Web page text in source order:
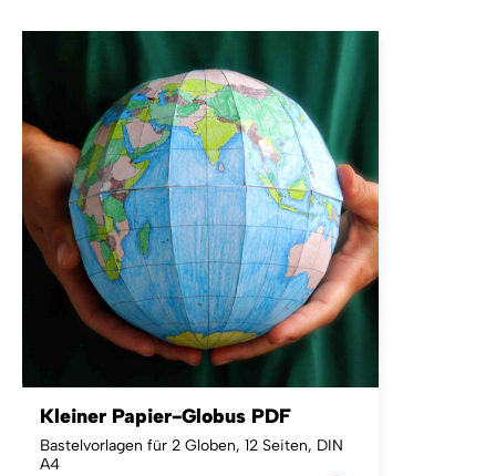
Kleiner Papier-Globus PDF
Bastelvorlagen für 2 Globen, 12 Seiten, DIN
A4